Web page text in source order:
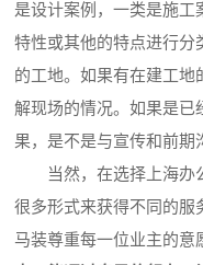
是设计案例，一类是施工
特性或其他的特点进行分
的工地。如果有在建工地
解现场的情况。如果是已
果，是不是与宣传和前期
当然，在选择上海办
很多形式来获得不同的服
马装尊重每一位业主的意